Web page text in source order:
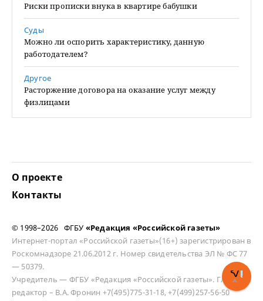
Риски прописки внука в квартире бабушки
Суды
Можно ли оспорить характеристику, данную
работодателем?
Другое
Расторжение договора на оказание услуг между
физлицами
О проекте
Контакты
© 1998–2026 ФГБУ «Редакция «Российской газеты»
Интернет-портал «Российской газеты»(16+) зарегистрирован в
Роскомнадзоре 21.06.2012 г. Номер свидетельства ЭЛ № ФС 77
— 50379.
Учредитель — ФГБУ «Редакция «Российской газеты». Главный
редактор – В.А. Фронин +7(495)775-31-18, +7(499)257-56-50